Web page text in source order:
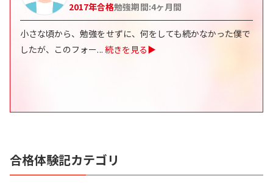
2017年合格勉強期間:4ヶ月間
小さな頃から、勉強をせずに、何をしても続かなかった僕で
したが、このフォー... 続きを見る▶
合格体験記カテゴリ